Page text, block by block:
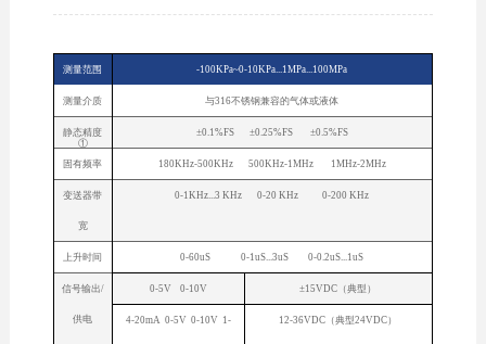
测量范围 -100KPa~0-10KPa...1MPa...100MPa
测量介质 与316不锈钢兼容的气体或液体
静态精度
①
±0.1%FS ±0.25%FS ±0.5%FS
固有频率 180KHz-500KHz 500KHz-1MHz 1MHz-2MHz
变送器带
宽
0-1KHz...3 KHz 0-20 KHz 0-200 KHz
上升时间 0-60uS 0-1uS...3uS 0-0.2uS...1uS
信号输出/
供电
0-5V 0-10V ±15VDC（典型）
4-20mA 0-5V 0-10V 1- 12-36VDC（典型24VDC）